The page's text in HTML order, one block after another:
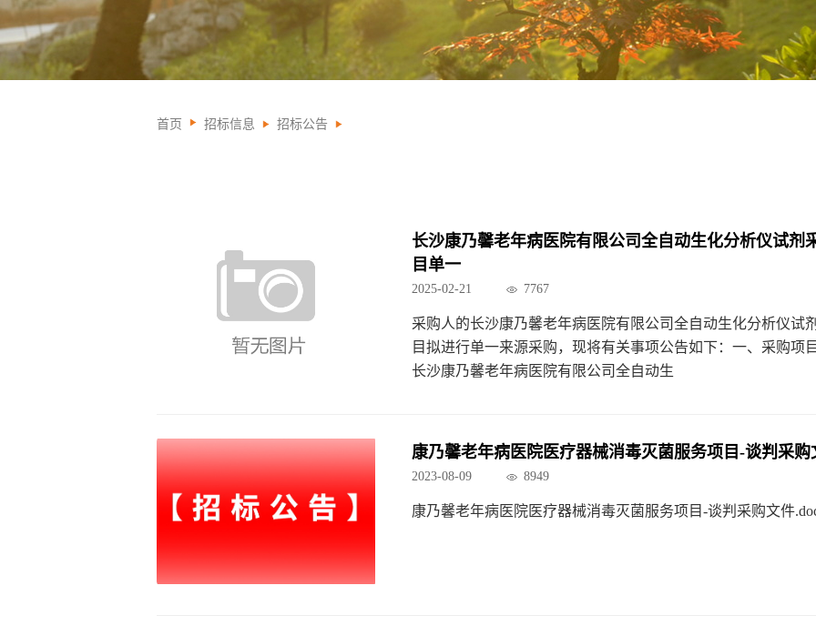
首页 招标信息 招标公告
长沙康乃馨老年病医院有限公司全自动生化分析仪试剂
目单一
2025-02-21 7767
采购人的长沙康乃馨老年病医院有限公司全自动生化分析仪试
目拟进行单一来源采购，现将有关事项公告如下：一、采购项
长沙康乃馨老年病医院有限公司全自动生
康乃馨老年病医院医疗器械消毒灭菌服务项目-谈判采购
2023-08-09 8949
康乃馨老年病医院医疗器械消毒灭菌服务项目-谈判采购文件